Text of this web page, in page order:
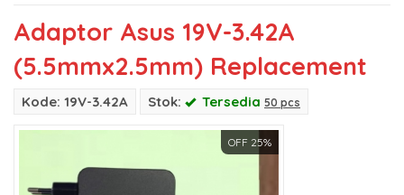
Adaptor Asus 19V-3.42A
(5.5mmx2.5mm) Replacement
Kode: 19V-3.42A Stok: Tersedia 50 pcs
OFF 25%